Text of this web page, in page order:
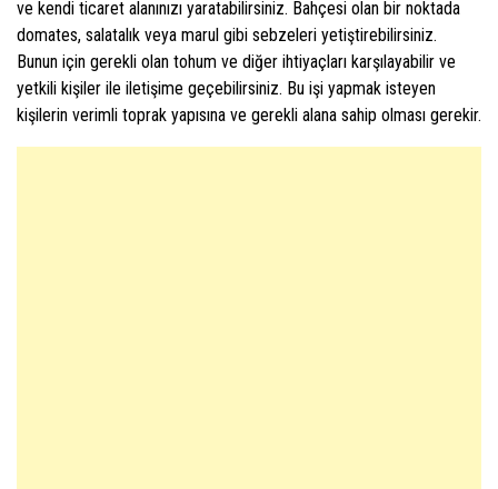
ve kendi ticaret alanınızı yaratabilirsiniz. Bahçesi olan bir noktada
domates, salatalık veya marul gibi sebzeleri yetiştirebilirsiniz.
Bunun için gerekli olan tohum ve diğer ihtiyaçları karşılayabilir ve
yetkili kişiler ile iletişime geçebilirsiniz. Bu işi yapmak isteyen
kişilerin verimli toprak yapısına ve gerekli alana sahip olması gerekir.